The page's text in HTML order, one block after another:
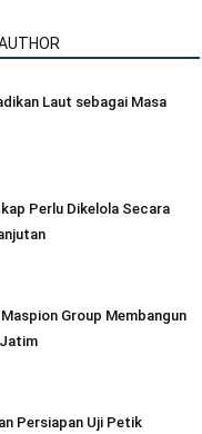
Laut sebagai Masa
Perlu Dikelola Secara
Group Membangun
Persiapan Uji Petik